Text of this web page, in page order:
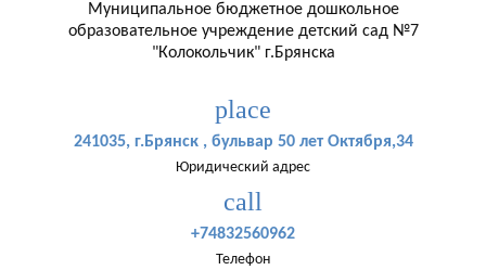
Муниципальное бюджетное дошкольное
образовательное учреждение детский сад №7
"Колокольчик" г.Брянска
place
241035, г.Брянск , бульвар 50 лет Октября,34
Юридический адрес
call
+74832560962
Телефон